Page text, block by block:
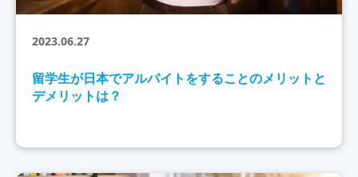
2023.06.27
留学生が日本でアルバイトをすることのメリットと
デメリットは？